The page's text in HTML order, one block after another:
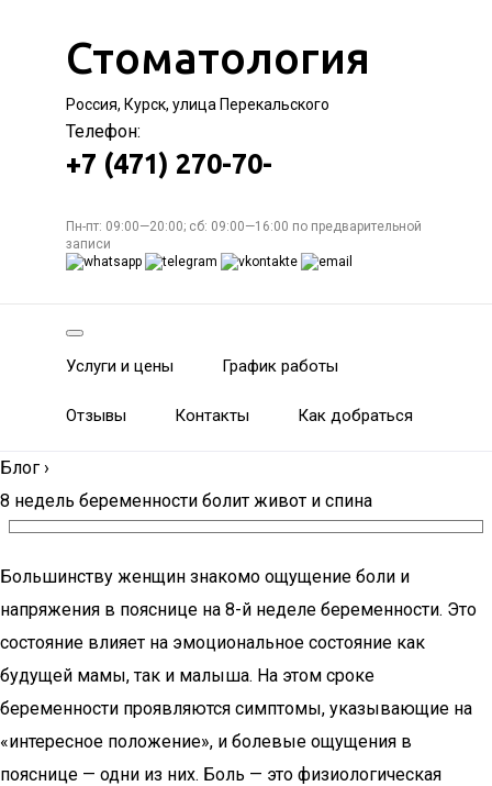
Стоматология
Россия, Курск, улица Перекальского
Телефон:
+7 (471) 270-70-
Пн-пт: 09:00—20:00; сб: 09:00—16:00 по предварительной
записи
Услуги и цены График работы
Отзывы Контакты Как добраться
Блог ›
8 недель беременности болит живот и спина
Большинству женщин знакомо ощущение боли и
напряжения в пояснице на 8-й неделе беременности. Это
состояние влияет на эмоциональное состояние как
будущей мамы, так и малыша. На этом сроке
беременности проявляются симптомы, указывающие на
«интересное положение», и болевые ощущения в
пояснице — одни из них. Боль — это физиологическая